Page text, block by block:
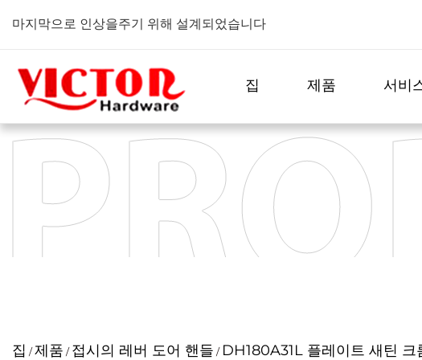
마지막으로 인상을주기 위해 설계되었습니다
집 제품 서비
집 /제품 / 접시의 레버 도어 핸들 / DH180A31L 플레이트 새틴